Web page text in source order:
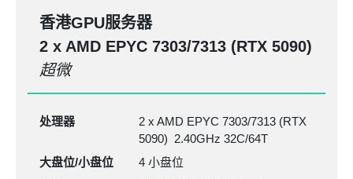
香港GPU服务器
2 x AMD EPYC 7303/7313 (RTX 5090)
超微
处理器
2 x AMD EPYC 7303/7313 (RTX
5090) 2.40GHz 32C/64T
大盘位/小盘位
4 小盘位